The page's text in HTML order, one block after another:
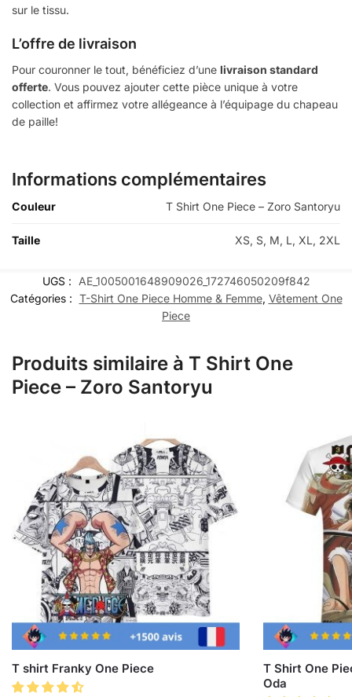
sur le tissu.
L’offre de livraison
Pour couronner le tout, bénéficiez d’une livraison standard
offerte. Vous pouvez ajouter cette pièce unique à votre
collection et affirmez votre allégeance à l’équipage du chapeau
de paille!
Informations complémentaires
Couleur T Shirt One Piece – Zoro Santoryu
Taille XS, S, M, L, XL, 2XL
UGS : AE_1005001648909026_172746050209f842
Catégories : T-Shirt One Piece Homme & Femme, Vêtement One
Piece
Produits similaire à T Shirt One
Piece – Zoro Santoryu
T shirt Franky One Piece
T Shirt One
Oda